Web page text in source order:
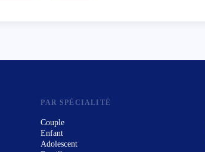
PAR SPÉCIALITÉ
Couple
Enfant
Adolescent